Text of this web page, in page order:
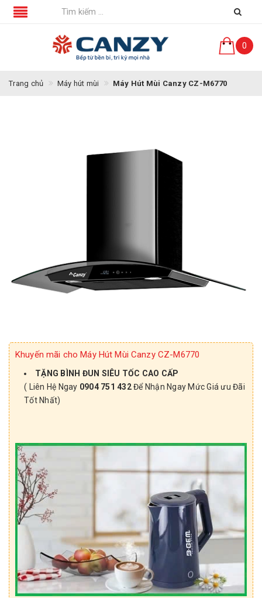
0
Trang chủ Máy hút mùi Máy Hút Mùi Canzy CZ-M6770
Khuyến mãi cho Máy Hút Mùi Canzy CZ-M6770
TẶNG BÌNH ĐUN SIÊU TỐC CAO CẤP
( Liên Hệ Ngay 0904 751 432Để Nhận Ngay Mức Giá ưu Đãi
Tốt Nhất)